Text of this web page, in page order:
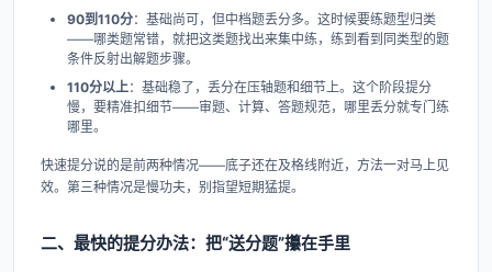
90到110分：基础尚可，但中档题丢分多。这时候要练题型归类
——哪类题常错，就把这类题找出来集中练，练到看到同类型的题
条件反射出解题步骤。
110分以上：基础稳了，丢分在压轴题和细节上。这个阶段提分
慢，要精准扣细节——审题、计算、答题规范，哪里丢分就专门练
哪里。
快速提分说的是前两种情况——底子还在及格线附近，方法一对马上见
效。第三种情况是慢功夫，别指望短期猛提。
二、最快的提分办法：把“送分题”攥在手里